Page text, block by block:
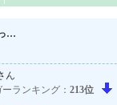
…
ん
ランキング： 213位